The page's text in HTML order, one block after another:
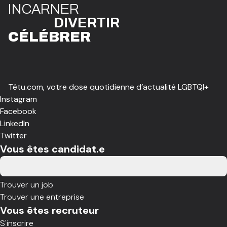
INCARNER
DIVERTIR
CÉLÉBRER
Têtu.com, votre dose quotidienne d’actualité LGBTQI+
Instagram
Facebook
LinkedIn
Twitter
Vous êtes candidat.e
Trouver un job
Trouver une entreprise
Vous êtes recruteur
S'inscrire